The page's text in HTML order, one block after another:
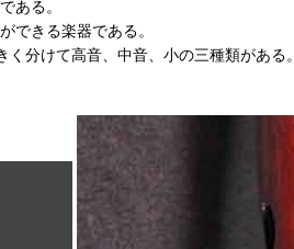
である。
ができる楽器である。
分けて高音、中音、小の三種類がある。